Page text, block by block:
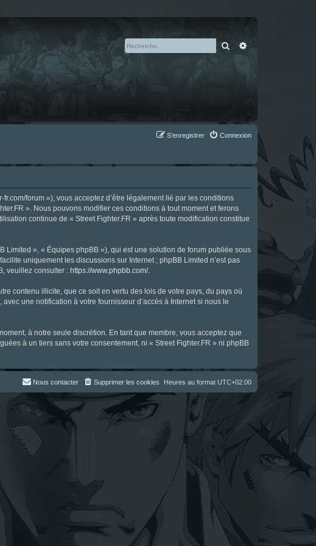
Rechercher
Connexion
S’enregistrer
forum »), vous acceptez d’être légalement lié par les conditions
». Nous pouvons modifier ces conditions à tout moment et ferons
continue de « Street Fighter.FR » après toute modification constitue
Limited », « Équipes phpBB »), qui est une solution de forum publiée sous
uniquement les discussions sur Internet ; phpBB Limited n’est pas
veuillez consulter : https://www.phpbb.com/.
contenu illicite, que ce soit en vertu des lois de votre pays, du pays où
une notification à votre fournisseur d’accès à Internet si nous le
à notre seule discrétion. En tant que membre, vous acceptez que
à un tiers sans votre consentement, ni « Street Fighter.FR » ni phpBB
Heures au format UTC+02:00
Supprimer les cookies
Nous contacter